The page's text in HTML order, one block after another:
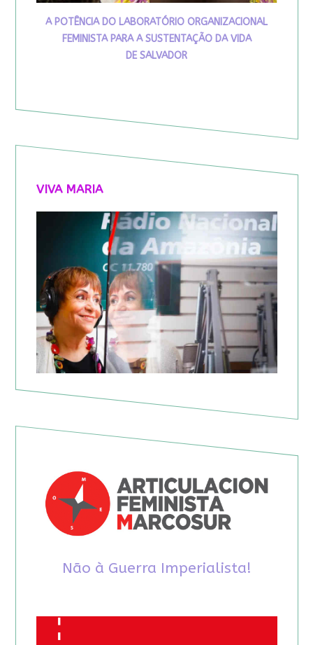
A POTÊNCIA DO LABORATÓRIO ORGANIZACIONAL
FEMINISTA PARA A SUSTENTAÇÃO DA VIDA
DE SALVADOR
VIVA MARIA
Não à Guerra Imperialista!